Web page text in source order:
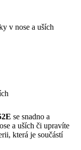
v nose a uších
se snadno a
a uších či upravíte
která je součástí